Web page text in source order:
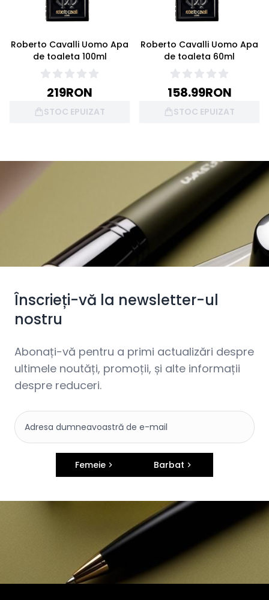
Roberto Cavalli Uomo Apa
de toaleta 100ml
219RON
STOC EPUIZAT
Roberto Cavalli Uomo Apa
de toaleta 60ml
158.99RON
STOC EPUIZAT
Înscrieți-vă la newsletter-ul
nostru
Abonați-vă pentru a primi actualizări despre
ultimele noutăți, promoții, și alte informații
despre reduceri.
Femeie Barbat